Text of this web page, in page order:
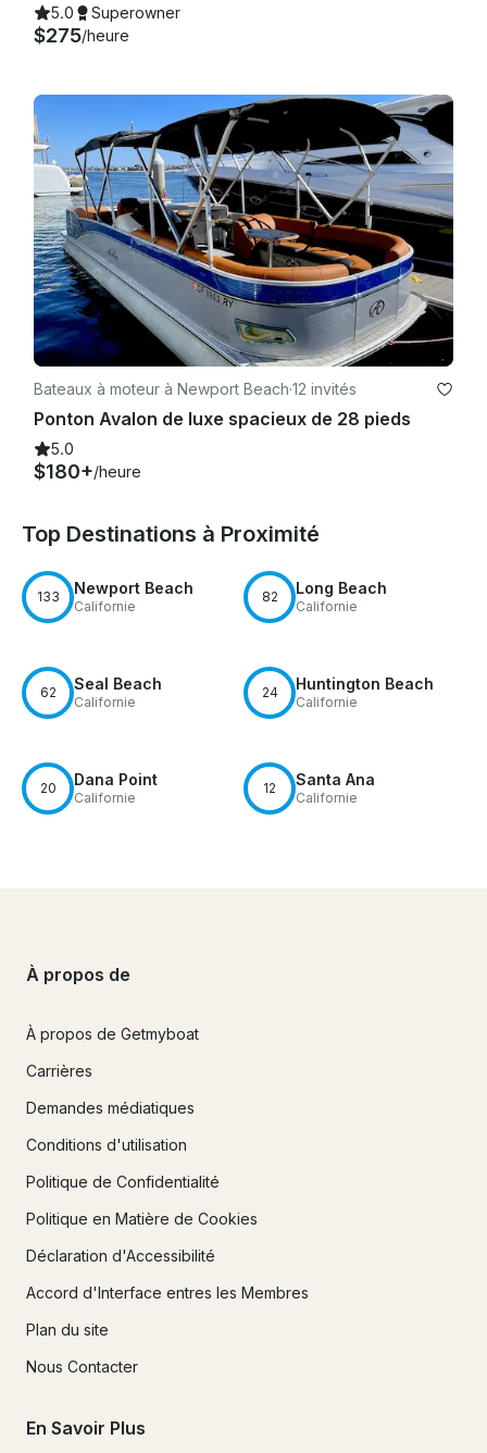
5.0 Superowner
$275/heure
Bateaux à moteur à Newport Beach·12 invités
Ponton Avalon de luxe spacieux de 28 pieds
5.0
$180+/heure
Top Destinations à Proximité
133 Newport Beach
Californie
82 Long Beach
Californie
62 Seal Beach
Californie
24 Huntington Beach
Californie
20 Dana Point
Californie
12 Santa Ana
Californie
À propos de
À propos de Getmyboat
Carrières
Demandes médiatiques
Conditions d'utilisation
Politique de Confidentialité
Politique en Matière de Cookies
Déclaration d'Accessibilité
Accord d'Interface entres les Membres
Plan du site
Nous Contacter
En Savoir Plus